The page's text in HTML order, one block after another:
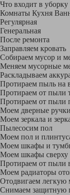
Что входит в уборку
Регу­лярная
Гене­ральная
После ремонта
Заправляем кровать
Собираем мусор и
Меняем мусорные
Раскладываем
Протираем пыль на
Протираем от пыли
Протираем от пыли
Моем дверные ручки
Моем зеркала и
Пылесосим пол
Моем пол и
Моем шкафы и
Моем шкафы сверху
Протираем от пыли
Моем радиаторы
Отодвигаем легкую
Снимаем защитную